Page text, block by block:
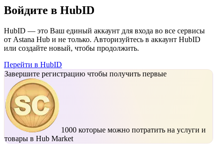
Войдите в HubID
HubID — это Ваш единый аккаунт для входа во все сервисы
от Astana Hub и не только. Авторизуйтесь в аккаунт HubID
или создайте новый, чтобы продолжить.
Перейти в HubID
Завершите регистрацию чтобы получить первые
1000 которые можно потратить на услуги и
товары в Hub Market